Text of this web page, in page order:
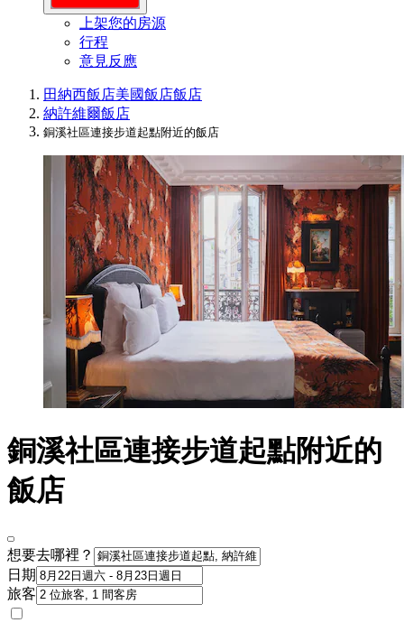
上架您的房源
行程
意見反應
田納西飯店美國飯店飯店
納許維爾飯店
銅溪社區連接步道起點附近的飯店
銅溪社區連接步道起點附近的
飯店
想要去哪裡？
日期
旅客